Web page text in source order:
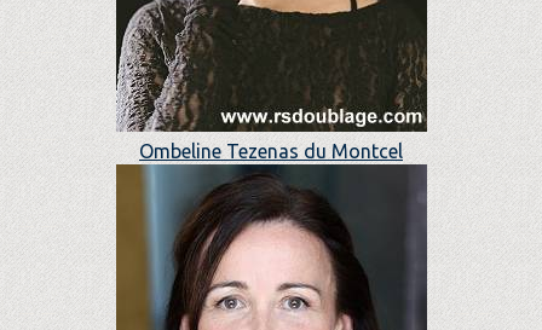
Ombeline Tezenas du Montcel